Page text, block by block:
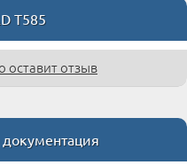
T585
оставит отзыв
документация